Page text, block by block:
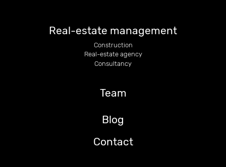
Real-estate management
Construction
Real-estate agency
Consultancy
Team
Blog
Contact